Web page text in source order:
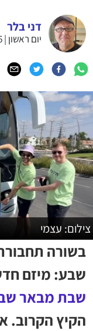
דני בלר
יום ראשון | 31.05.26 | 09:21
צילום: עצמי
בשורה
שבע: מיזם
שבת מבאר
הקיץ הקרוב.